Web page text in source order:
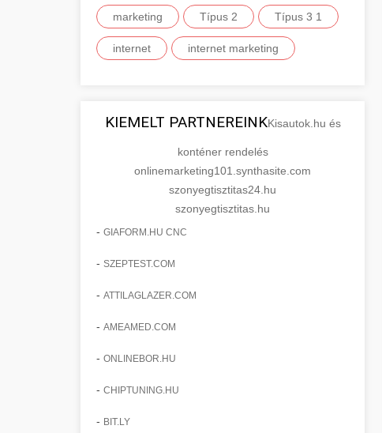
marketing Típus 2 Típus 3 1
internet internet marketing
KIEMELT PARTNEREINKKisautok.hu és
konténer rendelés
onlinemarketing101.synthasite.com
szonyegtisztitas24.hu
szonyegtisztitas.hu
- GIAFORM.HU CNC
- SZEPTEST.COM
- ATTILAGLAZER.COM
- AMEAMED.COM
- ONLINEBOR.HU
- CHIPTUNING.HU
- BIT.LY